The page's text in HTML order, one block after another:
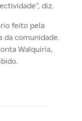
diz.
feito pela
da comunidade.
Walquiria,